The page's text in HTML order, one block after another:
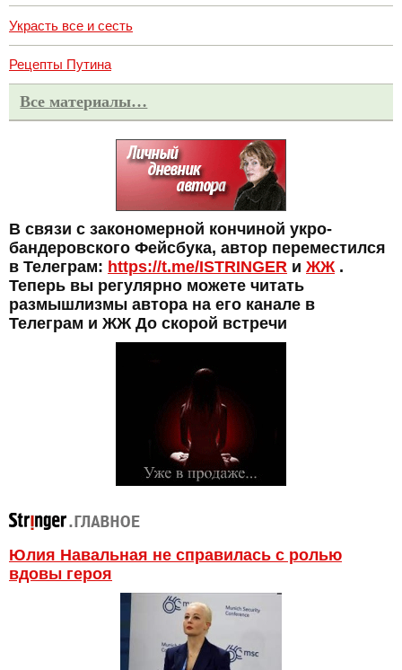
Украсть все и сесть
Рецепты Путина
Все материалы…
В связи с закономерной кончиной укро-
бандеровского Фейсбука, автор переместился
в Телеграм: https://t.me/ISTRINGER и ЖЖ.
Теперь вы регулярно можете читать
размышлизмы автора на его канале в
Телеграм и ЖЖ До скорой встречи
Юлия Навальная не справилась с ролью
вдовы героя